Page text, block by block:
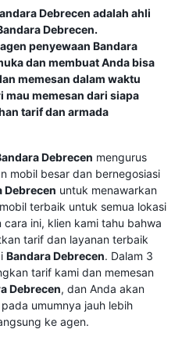
Debrecen adalah ahli
Debrecen.
penyewaan Bandara
dan membuat Anda bisa
memesan dalam waktu
memesan dari siapa
tarif dan armada
Debrecen mengurus
mobil besar dan bernegosiasi
Debrecen untuk menawarkan
terbaik untuk semua lokasi
cara ini, klien kami tahu bahwa
tarif dan layanan terbaik
Bandara Debrecen. Dalam 3
tarif kami dan memesan
Debrecen, dan Anda akan
umumnya jauh lebih
ke agen.